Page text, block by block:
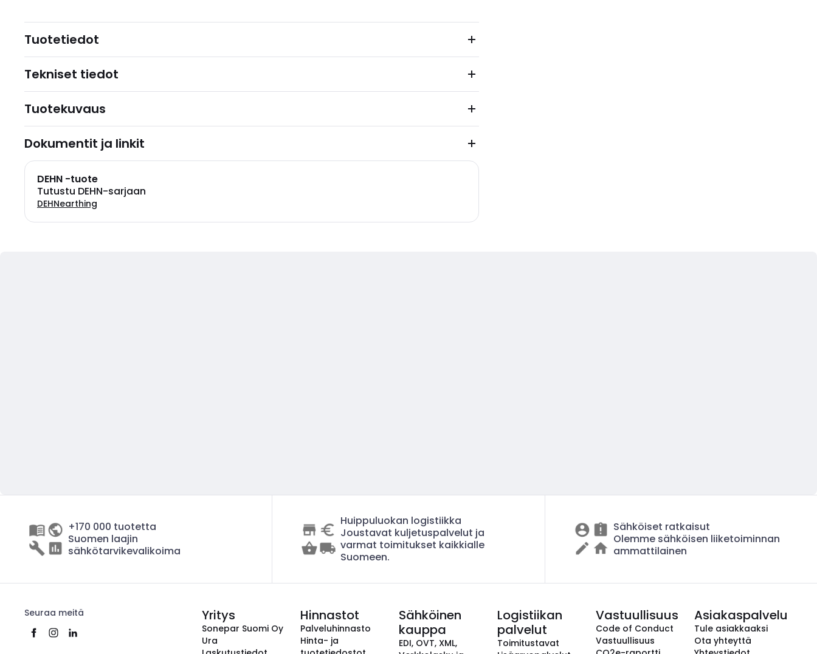
Tuotetiedot
Tekniset tiedot
Tuotekuvaus
Dokumentit ja linkit
DEHN -tuote
Tutustu DEHN-sarjaan
DEHNearthing
+170 000 tuotetta
Suomen laajin
sähkötarvikevalikoima
Huippuluokan logistiikka
Joustavat kuljetuspalvelut ja
varmat toimitukset kaikkialle
Suomeen.
Sähköiset ratkaisut
Olemme sähköisen liiketoiminnan
ammattilainen
Seuraa meitä Yritys
Sonepar Suomi Oy
Ura
Hinnastot
Palveluhinnasto
Hinta- ja
Sähköinen
kauppa
EDI, OVT, XML,
Logistiikan
palvelut
Toimitustavat
Vastuullisuus
Code of Conduct
Vastuullisuus
Asiakaspalvelu
Tule asiakkaaksi
Ota yhteyttä